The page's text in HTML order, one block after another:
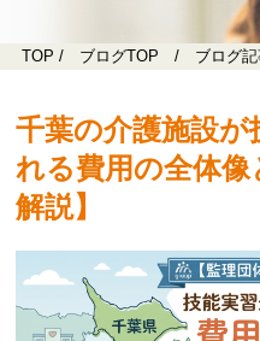
TOP / ブログTOP / ブログ記
千葉の介護施設が
れる費用の全体
解説】